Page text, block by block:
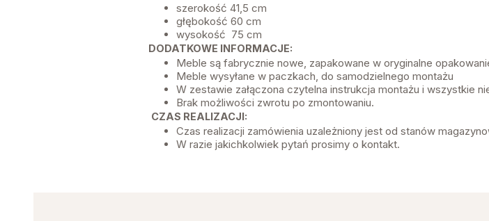
szerokość 41,5 cm
głębokość 60 cm
wysokość 75 cm
DODATKOWE INFORMACJE:
Meble są fabrycznie nowe, zapakowane w oryginalne
Meble wysyłane w paczkach, do samodzielnego montażu
W zestawie załączona czytelna instrukcja montażu i wszystkie
Brak możliwości zwrotu po zmontowaniu.
CZAS REALIZACJI:
Czas realizacji zamówienia uzależniony jest od stanów
W razie jakichkolwiek pytań prosimy o kontakt.